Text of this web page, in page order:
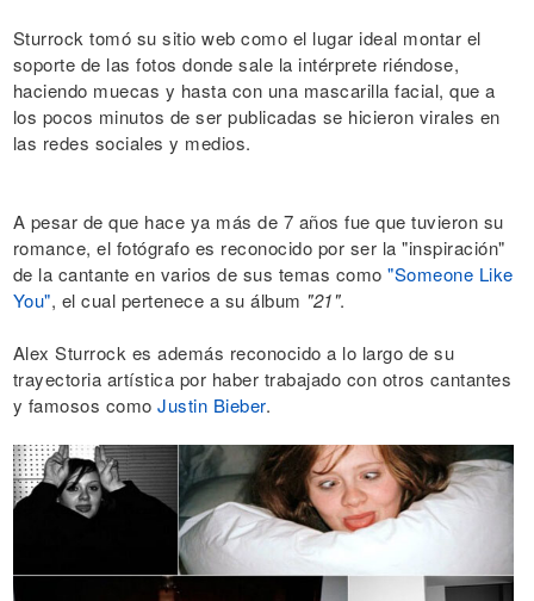
Sturrock tomó su sitio web como el lugar ideal montar el
soporte de las fotos donde sale la intérprete riéndose,
haciendo muecas y hasta con una mascarilla facial, que a
los pocos minutos de ser publicadas se hicieron virales en
las redes sociales y medios.
A pesar de que hace ya más de 7 años fue que tuvieron su
romance, el fotógrafo es reconocido por ser la "inspiración"
de la cantante en varios de sus temas como "Someone Like
You", el cual pertenece a su álbum "21".
Alex Sturrock es además reconocido a lo largo de su
trayectoria artística por haber trabajado con otros cantantes
y famosos como Justin Bieber.